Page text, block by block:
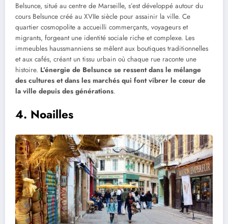
Belsunce, situé au centre de Marseille, s’est développé autour du
cours Belsunce créé au XVIIe siècle pour assainir la ville. Ce
quartier cosmopolite a accueilli commerçants, voyageurs et
migrants, forgeant une identité sociale riche et complexe. Les
immeubles haussmanniens se mêlent aux boutiques traditionnelles
et aux cafés, créant un tissu urbain où chaque rue raconte une
histoire. L’énergie de Belsunce se ressent dans le mélange
des cultures et dans les marchés qui font vibrer le cœur de
la ville depuis des générations.
4. Noailles